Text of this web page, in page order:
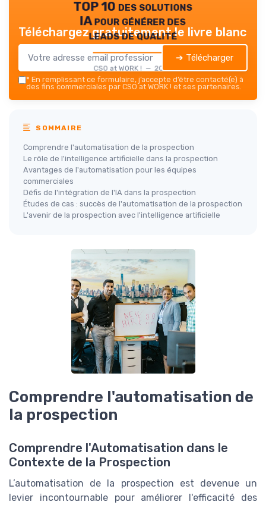
TOP 10 des solutions
IA pour générer des
leads de qualité
CSO at WORK ! — 2026
Téléchargez gratuitement le livre blanc
➔ Télécharger
* En remplissant ce formulaire, j’accepte d’être contacté(e) à
des fins commerciales par CSO at WORK ! et ses partenaires.
SOMMAIRE
Comprendre l'automatisation de la prospection
Le rôle de l'intelligence artificielle dans la prospection
Avantages de l'automatisation pour les équipes
commerciales
Défis de l'intégration de l'IA dans la prospection
Études de cas : succès de l'automatisation de la prospection
L'avenir de la prospection avec l'intelligence artificielle
Comprendre l'automatisation de
la prospection
Comprendre l'Automatisation dans le
Contexte de la Prospection
L’automatisation de la prospection est devenue un
levier incontournable pour améliorer l'efficacité des